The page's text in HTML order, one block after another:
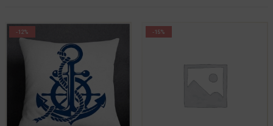
-12% -15%